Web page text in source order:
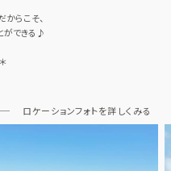
らこそ、
ができる♪
ロケーションフォトを詳しくみる